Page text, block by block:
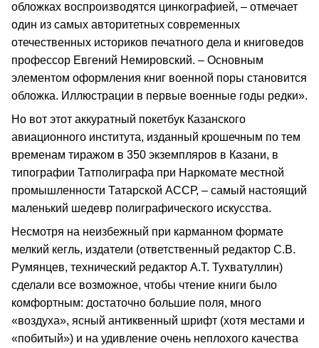
обложках воспроизводятся цинкографией, – отмечает
один из самых авторитетных современных
отечественных историков печатного дела и книговедов
профессор Евгений Немировский. – Основным
элементом оформления книг военной поры становится
обложка. Иллюстрации в первые военные годы редки».
Но вот этот аккуратный покетбук Казанского
авиационного института, изданный крошечным по тем
временам тиражом в 350 экземпляров в Казани, в
типографии Татполиграфа при Наркомате местной
промышленности Татарской АССР, – самый настоящий
маленький шедевр полиграфического искусства.
Несмотря на неизбежный при карманном формате
мелкий кегль, издатели (ответственный редактор С.В.
Румянцев, технический редактор А.Т. Тухватуллин)
сделали все возможное, чтобы чтение книги было
комфортным: достаточно большие поля, много
«воздуха», ясный антиквенный шрифт (хотя местами и
«побитый») и на удивление очень неплохого качества